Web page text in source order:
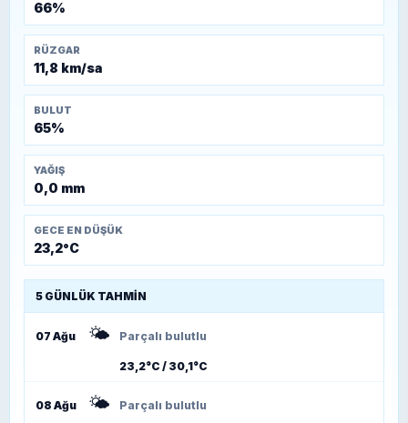
66%
RÜZGAR
11,8 km/sa
BULUT
65%
YAĞIŞ
0,0 mm
GECE EN DÜŞÜK
23,2°C
5 GÜNLÜK TAHMIN
07 Ağu 🌤️ Parçalı bulutlu
23,2°C / 30,1°C
08 Ağu 🌤️ Parçalı bulutlu